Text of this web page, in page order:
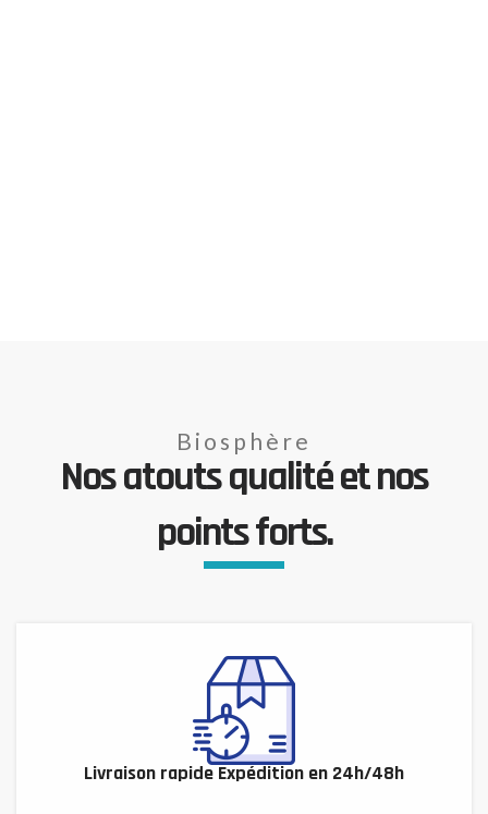
Biosphère
Nos atouts qualité et nos
points forts.
Livraison rapide Expédition en 24h/48h